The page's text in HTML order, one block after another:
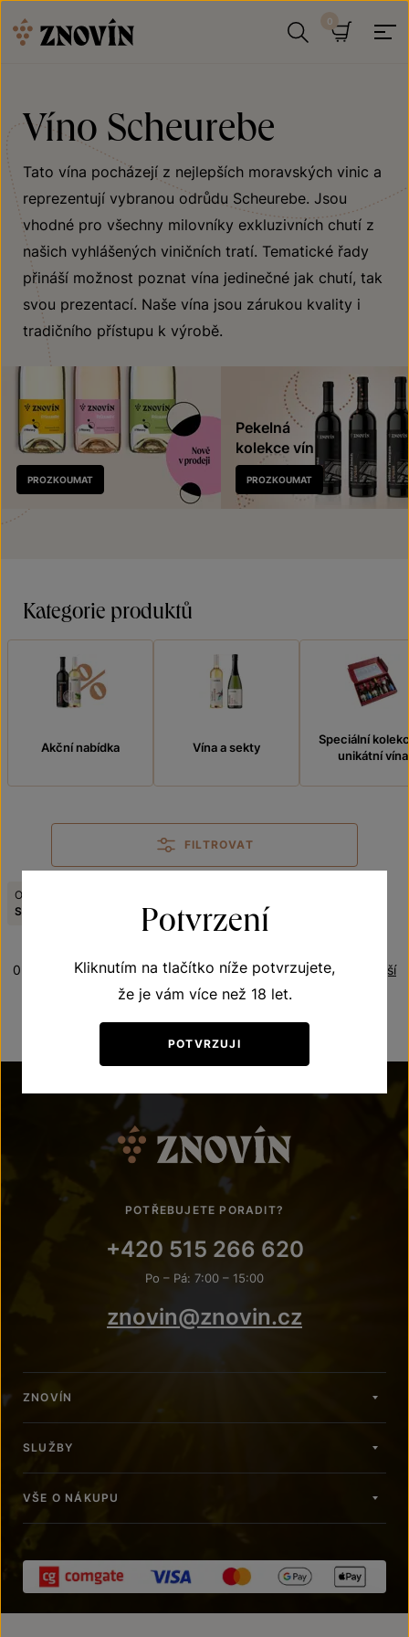
Víno Scheurebe
Tato vína pocházejí z nejlepších moravských vinic a
reprezentují vybranou odrůdu Scheurebe. Jsou
vhodné pro všechny milovníky exkluzivních chutí z
našich vyhlášených viničních tratí. Tematické řady
přináší možnost poznat vína jedinečné jak chutí, tak
svou prezentací. Naše vína jsou zárukou kvality i
tradičního přístupu k výrobě.
Nově
v prodeji
PROZKOUMAT
Pekelná
kolekce vín
PROZKOUMAT
Kategorie produktů
Akční nabídka Vína a sekty
Speciální
unikátní vína
FILTROVAT
Odrůda:
Scheurebe
Nejnovější
Řazení:
0 produktů
POTŘEBUJETE PORADIT?
+420 515 266 620
Po – Pá: 7:00 – 15:00
znovin@znovin.cz
ZNOVÍN
SLUŽBY
VŠE O NÁKUPU
Potvrzení
Kliknutím na tlačítko níže potvrzujete,
že je vám více než 18 let.
POTVRZUJI